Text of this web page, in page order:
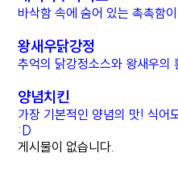
바삭함 속에 숨어 있는 촉촉함
왕새우닭강정
추억의 닭강정소스와 왕새우의
양념치킨
가장 기본적인 양념의 맛! 식어
:D
게시물이 없습니다.